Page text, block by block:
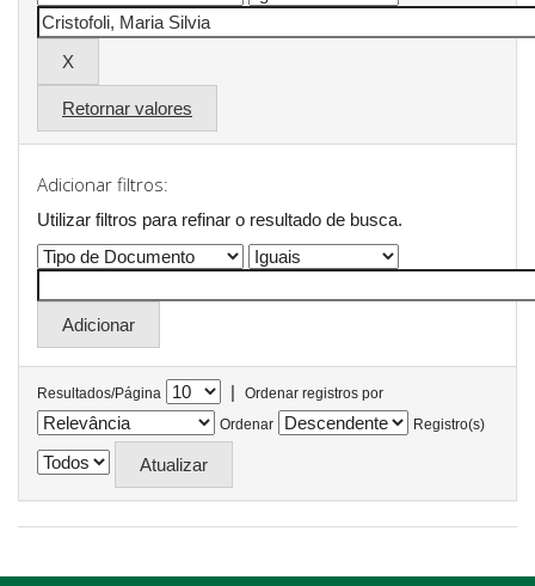
Retornar valores
Adicionar filtros:
Utilizar filtros para refinar o resultado de busca.
Resultados/Página |
Ordenar registros por
Ordenar
Registro(s)